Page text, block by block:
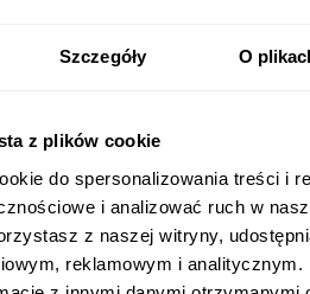
Szczegóły O
z plików cookie
do spersonalizowania treści i
i analizować ruch w
z naszej witryny,
reklamowym i analitycznym.